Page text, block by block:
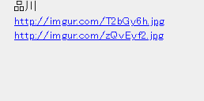
品川
http://imgur.com/T2bGy6h.jpg
http://imgur.com/zQvEyf2.jpg